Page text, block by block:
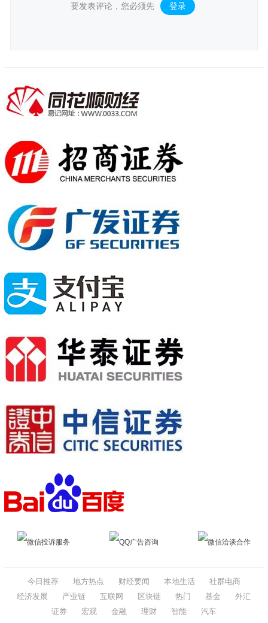
要发表评论，您必须先 登录 。
微信投诉服务 QQ广告咨询 微信洽谈合作
今日推荐 地方热点 财经要闻 本地生活
社群电商
经济发展
产业链 互联网 区块链 热门 基金
外汇
证券
宏观 金融 理财 智能 汽车